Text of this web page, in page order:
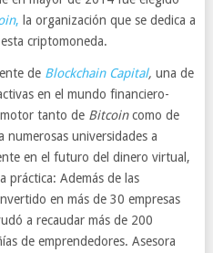
, la organización que se dedica a
criptomoneda.
de Blockchain Capital, una de
en el mundo financiero-
tanto de Bitcoincomo de
numerosas universidades a
en el futuro del dinero virtual,
práctica: Además de las
en más de 30 empresas
a recaudar más de 200
de emprendedores. Asesora